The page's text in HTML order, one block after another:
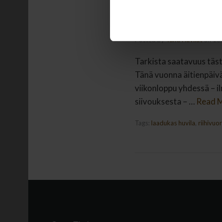
Posted byTähti Huvilaton
Tarkista saatavuus
Tänä vuonna
viikonloppu yhdessä –
siivouksesta – … Read
Tags: laadukas huvila